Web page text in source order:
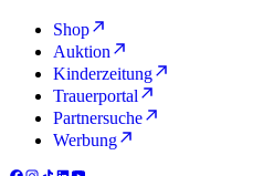
Shop
Auktion
Kinderzeitung
Trauerportal
Partnersuche
Werbung